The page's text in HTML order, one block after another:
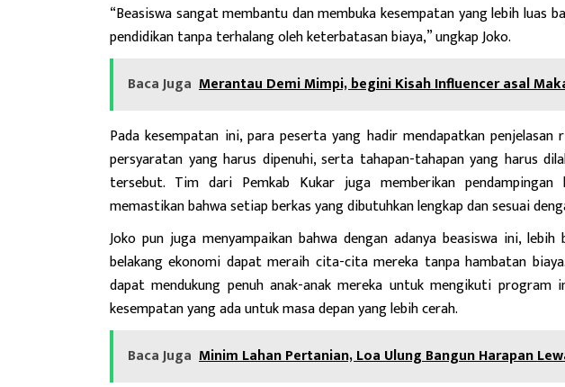
“Beasiswa sangat membantu dan membuka kesempatan yang lebih luas
pendidikan tanpa terhalang oleh keterbatasan biaya,” ungkap Joko.
Baca Juga Merantau Demi Mimpi, begini Kisah Influencer asal
Pada kesempatan ini, para peserta yang hadir mendapatkan
persyaratan yang harus dipenuhi, serta tahapan-tahapan yang harus
tersebut. Tim dari Pemkab Kukar juga memberikan pendampingan
memastikan bahwa setiap berkas yang dibutuhkan lengkap dan sesuai
Joko pun juga menyampaikan bahwa dengan adanya beasiswa ini,
belakang ekonomi dapat meraih cita-cita mereka tanpa hambatan
dapat mendukung penuh anak-anak mereka untuk mengikuti program
kesempatan yang ada untuk masa depan yang lebih cerah.
Baca Juga Minim Lahan Pertanian, Loa Ulung Bangun Harapan